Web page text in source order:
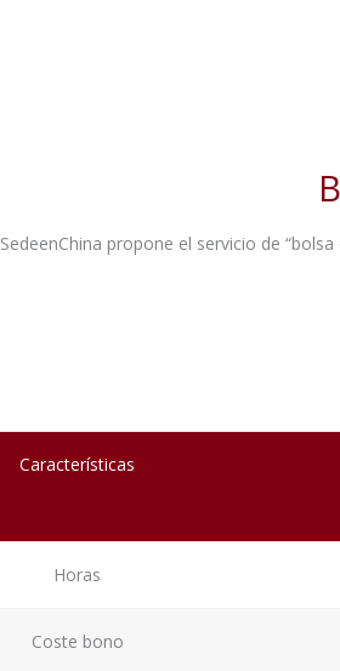
SedeenChina propone el servicio de
Características
Horas
Coste bono